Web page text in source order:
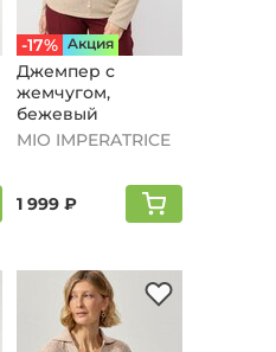
-17% Aкция
Джемпер с
жемчугом,
бежевый
MIO IMPERATRICE
1 999 ₽